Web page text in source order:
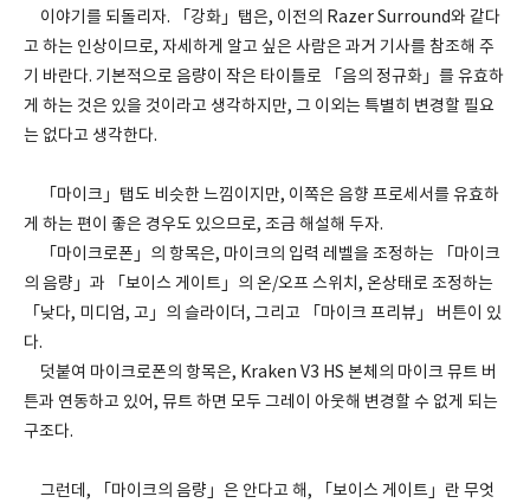
이야기를 되돌리자. 「강화」탭은, 이전의 Razer Surround와 같다
고 하는 인상이므로, 자세하게 알고 싶은 사람은 과거 기사를 참조해 주
기 바란다. 기본적으로 음량이 작은 타이틀로 「음의 정규화」를 유효하
게 하는 것은 있을 것이라고 생각하지만, 그 이외는 특별히 변경할 필요
는 없다고 생각한다.
「마이크」탭도 비슷한 느낌이지만, 이쪽은 음향 프로세서를 유효하
게 하는 편이 좋은 경우도 있으므로, 조금 해설해 두자.
「마이크로폰」의 항목은, 마이크의 입력 레벨을 조정하는 「마이크
의 음량」과 「보이스 게이트」의 온/오프 스위치, 온상태로 조정하는
「낮다, 미디엄, 고」의 슬라이더, 그리고 「마이크 프리뷰」 버튼이 있
다.
덧붙여 마이크로폰의 항목은, Kraken V3 HS 본체의 마이크 뮤트 버
튼과 연동하고 있어, 뮤트 하면 모두 그레이 아웃해 변경할 수 없게 되는
구조다.
그런데, 「마이크의 음량」은 안다고 해, 「보이스 게이트」란 무엇